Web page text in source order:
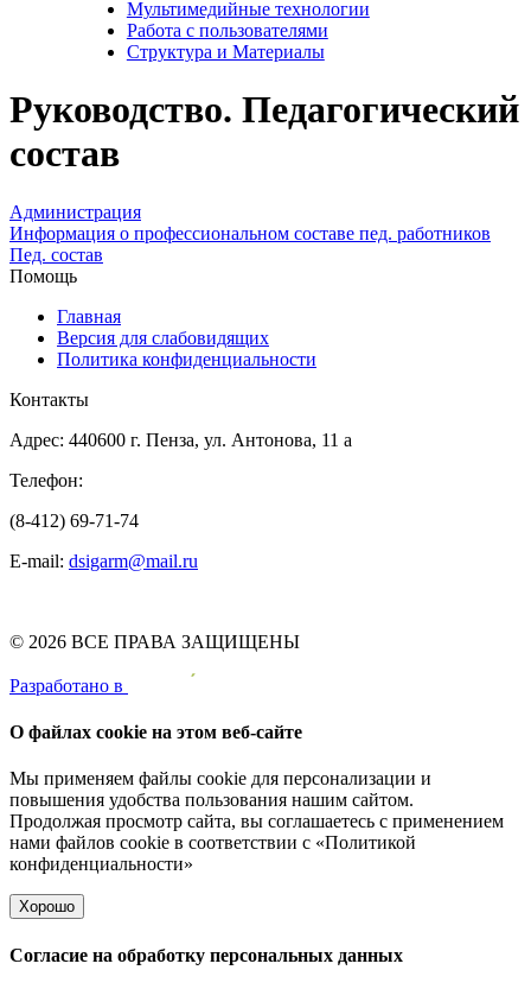
Мультимедийные технологии
Работа с пользователями
Структура и Материалы
Руководство. Педагогический
состав
Администрация
Информация о профессиональном составе пед. работников
Пед. состав
Помощь
Главная
Версия для слабовидящих
Политика конфиденциальности
Контакты
Адрес: 440600 г. Пенза, ул. Антонова, 11 а
Телефон:
(8-412) 69-71-74
E-mail: dsigarm@mail.ru
© 2026 ВСЕ ПРАВА ЗАЩИЩЕНЫ
Pазработано в
О файлах cookie на этом веб-сайте
Мы применяем файлы cookie для персонализации и
повышения удобства пользования нашим сайтом.
Продолжая просмотр сайта, вы соглашаетесь с применением
нами файлов cookie в соответствии с «Политикой
конфиденциальности»
Хорошо
Согласие на обработку персональных данных